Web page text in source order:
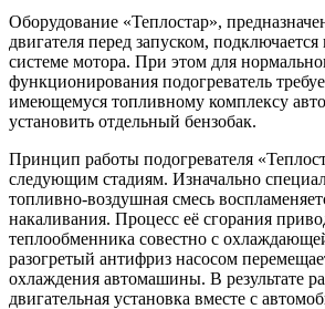
Оборудование «Теплостар»,
двигателя перед запуском,
системе мотора. При этом для
функционирования подогреватель
имеющемуся топливному комплексу
установить отдельный бензобак.
Принцип работы подогревателя
следующим стадиям. Изначально
топливно-воздушная смесь
накаливания. Процесс её сгорания
теплообменника совестно с
разогретый антифриз насосом
охлаждения автомашины. В результате
двигательная установка вместе с